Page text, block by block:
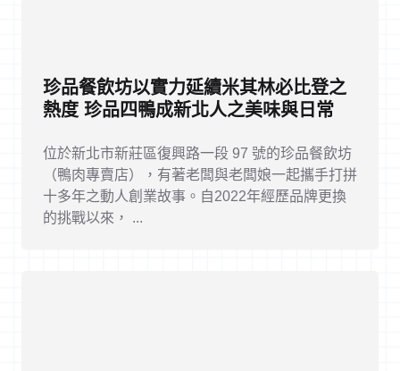
珍品餐飲坊以實力延續米其林必比登之
熱度 珍品四鴨成新北人之美味與日常
位於新北市新莊區復興路一段 97 號的珍品餐飲坊
（鴨肉專賣店），有著老闆與老闆娘一起攜手打拼
十多年之動人創業故事。自2022年經歷品牌更換
的挑戰以來， ...